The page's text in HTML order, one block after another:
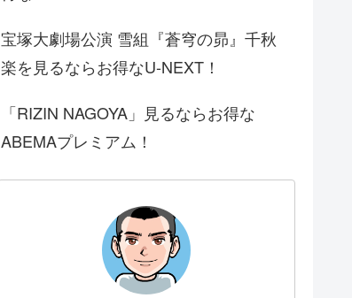
宝塚大劇場公演 雪組『蒼穹の昴』千秋
楽を見るならお得なU-NEXT！
「RIZIN NAGOYA」見るならお得な
ABEMAプレミアム！